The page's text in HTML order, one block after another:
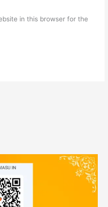
in this browser for the